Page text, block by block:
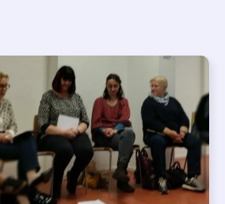
VIE DE L'ASSOCIATION